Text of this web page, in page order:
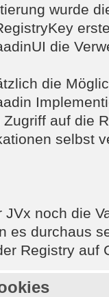
wurde
die
die
auf die
selbst
JVx noch die
es durchaus
Registry auf